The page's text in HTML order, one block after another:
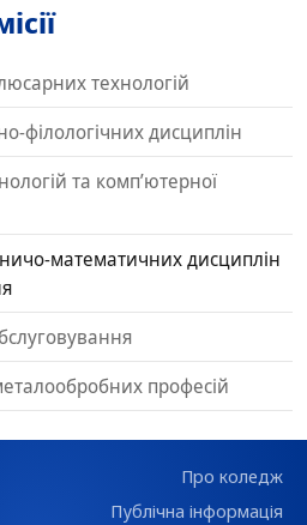
технологій
філологічних дисциплін
та комп’ютерної
математичних дисциплін
професій
Про коледж
Публічна інформація